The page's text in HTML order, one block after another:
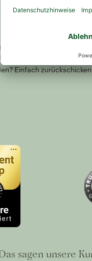
Paket-Rückversand
bestellt oder nicht
Einfach zurückschicken
sagen unsere